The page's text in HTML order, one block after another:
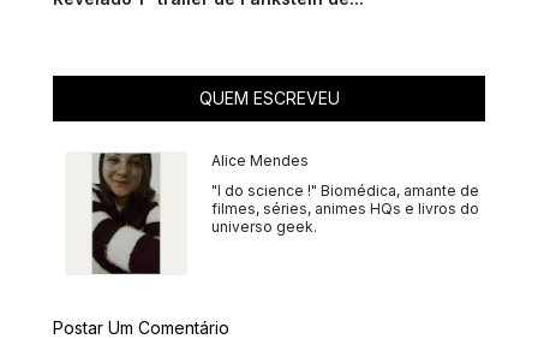
QUEM ESCREVEU
Alice Mendes
"I do science !" Biomédica, amante de
filmes, séries, animes HQs e livros do
universo geek.
Postar Um Comentário